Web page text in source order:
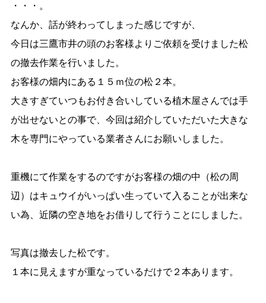
・・・。
なんか、話が終わってしまった感じですが、
今日は三鷹市井の頭のお客様よりご依頼を受けました松
の撤去作業を行いました。
お客様の畑内にある１５ｍ位の松２本。
大きすぎていつもお付き合いしている植木屋さんでは手
が出せないとの事で、今回は紹介していただいた大きな
木を専門にやっている業者さんにお願いしました。
重機にて作業をするのですがお客様の畑の中（松の周
辺）はキュウイがいっぱい生っていて入ることが出来な
い為、近隣の空き地をお借りして行うことにしました。
写真は撤去した松です。
１本に見えますが重なっているだけで２本あります。